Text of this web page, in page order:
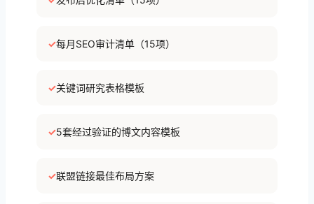
✓每月SEO审计清单（15项）
✓关键词研究表格模板
✓5套经过验证的博文内容模板
✓联盟链接最佳布局方案